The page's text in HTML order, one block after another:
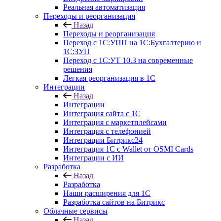
Реальная автоматизация
Переходы и реорганизация
Назад
Переходы и реорганизация
Переход с 1С:УПП на 1С:Бухгалтерию и
1С:ЗУП
Переход с 1С:УТ 10.3 на современные
решения
Легкая реорганизация в 1С
Интеграции
Назад
Интеграции
Интеграция сайта с 1С
Интеграция с маркетплейсами
Интеграция с телефонией
Интеграции Битрикс24
Интеграция 1С с Wallet от OSMI Cards
Интеграции с ИИ
Разработка
Назад
Разработка
Наши расширения для 1С
Разработка сайтов на Битрикс
Облачные сервисы